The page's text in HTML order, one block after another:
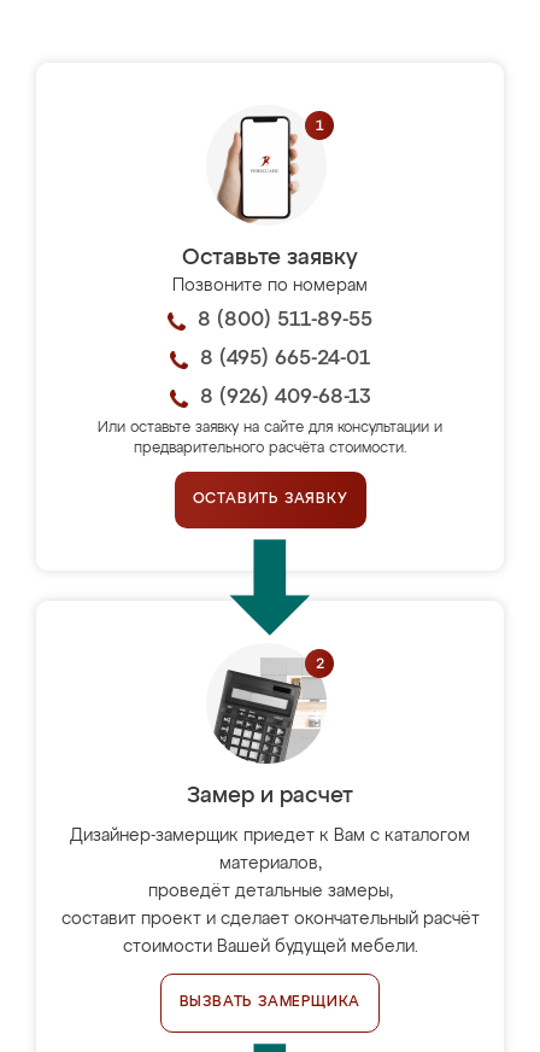
Оставьте заявку
Позвоните по номерам
8 (800) 511-89-55
8 (495) 665-24-01
8 (926) 409-68-13
Или оставьте заявку на сайте для консультации и
предварительного расчёта стоимости.
ОСТАВИТЬ ЗАЯВКУ
Замер и расчет
Дизайнер-замерщик приедет к Вам с каталогом
материалов,
проведёт детальные замеры,
составит проект и сделает окончательный расчёт
стоимости Вашей будущей мебели.
ВЫЗВАТЬ ЗАМЕРЩИКА